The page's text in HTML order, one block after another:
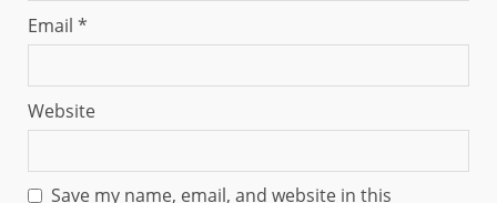
Email *
Website
Save my name, email, and website in this